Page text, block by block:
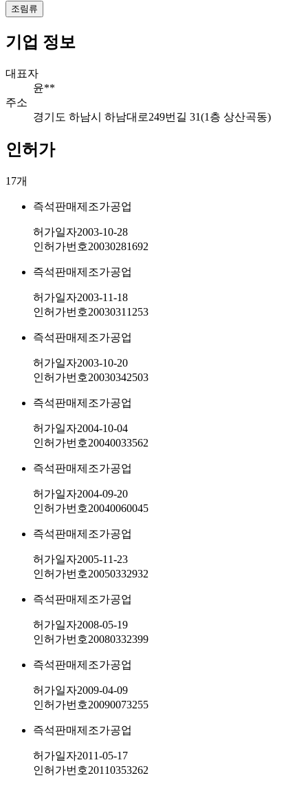
조림류
기업 정보
대표자
윤**
주소
경기도 하남시 하남대로249번길 31(1층 상산곡동)
인허가
17개
즉석판매제조가공업
허가일자2003-10-28
인허가번호20030281692
즉석판매제조가공업
허가일자2003-11-18
인허가번호20030311253
즉석판매제조가공업
허가일자2003-10-20
인허가번호20030342503
즉석판매제조가공업
허가일자2004-10-04
인허가번호20040033562
즉석판매제조가공업
허가일자2004-09-20
인허가번호20040060045
즉석판매제조가공업
허가일자2005-11-23
인허가번호20050332932
즉석판매제조가공업
허가일자2008-05-19
인허가번호20080332399
즉석판매제조가공업
허가일자2009-04-09
인허가번호20090073255
즉석판매제조가공업
허가일자2011-05-17
인허가번호20110353262